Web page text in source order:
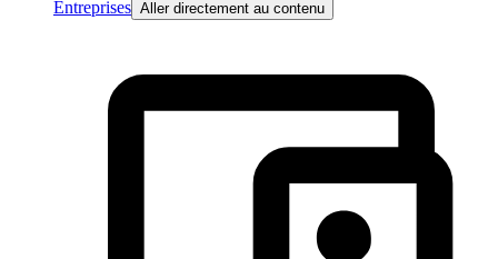
Entreprises Aller directement au contenu